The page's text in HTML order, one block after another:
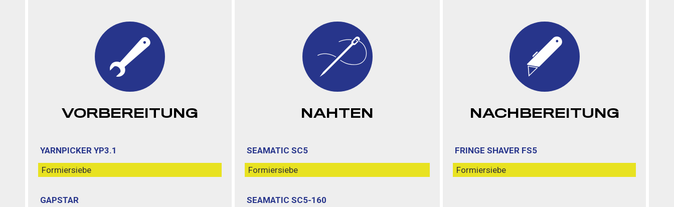
VORBEREITUNG
YARNPICKER YP3.1
Formiersiebe
GAPSTAR
NAHTEN
SEAMATIC SC5
Formiersiebe
SEAMATIC SC5-160
NACHBEREITUNG
FRINGE SHAVER FS5
Formiersiebe